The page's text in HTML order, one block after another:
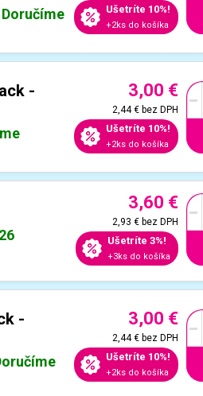
Doručíme
Ušetríte 10%!
+2ks do košíka
-
3,00 €
2,44 €bez DPH
Ušetríte 10%!
+2ks do košíka
-
3,60 €
2,93 €bez DPH
Ušetríte 3%!
+3ks do košíka
-
-
3,00 €
2,44 €bez DPH
Ušetríte 10%!
+2ks do košíka
-